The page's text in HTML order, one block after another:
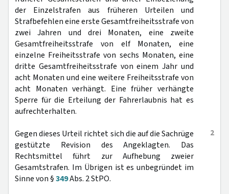
der Einzelstrafen aus früheren Urteilen und
Strafbefehlen eine erste Gesamtfreiheitsstrafe von
zwei Jahren und drei Monaten, eine zweite
Gesamtfreiheitsstrafe von elf Monaten, eine
einzelne Freiheitsstrafe von sechs Monaten, eine
dritte Gesamtfreiheitsstrafe von einem Jahr und
acht Monaten und eine weitere Freiheitsstrafe von
acht Monaten verhängt. Eine früher verhängte
Sperre für die Erteilung der Fahrerlaubnis hat es
aufrechterhalten.
2
Gegen dieses Urteil richtet sich die auf die Sachrüge
gestützte Revision des Angeklagten. Das
Rechtsmittel führt zur Aufhebung zweier
Gesamtstrafen. Im Übrigen ist es unbegründet im
Sinne von §349Abs. 2 StPO.